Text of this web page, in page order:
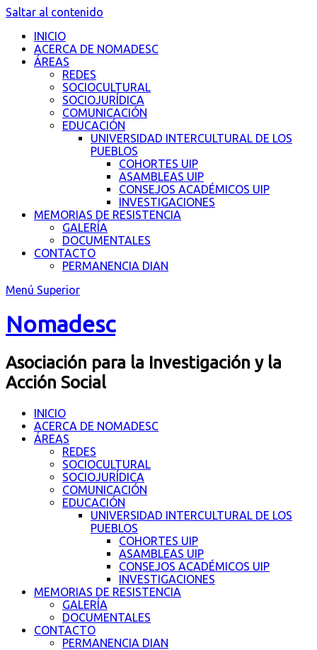
Saltar al contenido
INICIO
ACERCA DE NOMADESC
ÁREAS
REDES
SOCIOCULTURAL
SOCIOJURÍDICA
COMUNICACIÓN
EDUCACIÓN
UNIVERSIDAD INTERCULTURAL DE LOS
PUEBLOS
COHORTES UIP
ASAMBLEAS UIP
CONSEJOS ACADÉMICOS UIP
INVESTIGACIONES
MEMORIAS DE RESISTENCIA
GALERÍA
DOCUMENTALES
CONTACTO
PERMANENCIA DIAN
Menú Superior
Nomadesc
Asociación para la Investigación y la
Acción Social
INICIO
ACERCA DE NOMADESC
ÁREAS
REDES
SOCIOCULTURAL
SOCIOJURÍDICA
COMUNICACIÓN
EDUCACIÓN
UNIVERSIDAD INTERCULTURAL DE LOS
PUEBLOS
COHORTES UIP
ASAMBLEAS UIP
CONSEJOS ACADÉMICOS UIP
INVESTIGACIONES
MEMORIAS DE RESISTENCIA
GALERÍA
DOCUMENTALES
CONTACTO
PERMANENCIA DIAN